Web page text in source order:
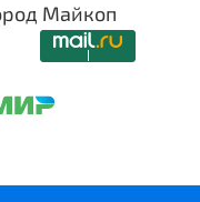
Майкоп